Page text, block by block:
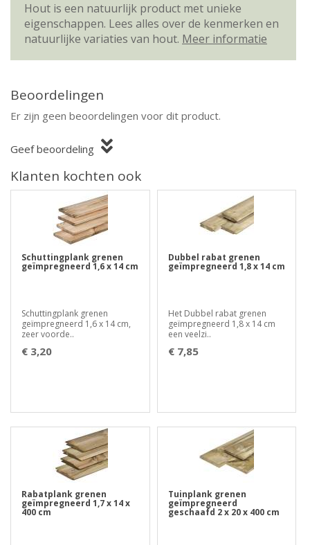
Hout is een natuurlijk product met unieke
eigenschappen. Lees alles over de kenmerken en
natuurlijke variaties van hout. Meer informatie
Beoordelingen
Er zijn geen beoordelingen voor dit product.
Geef beoordeling
Klanten kochten ook
Schuttingplank grenen
geïmpregneerd 1,6 x 14 cm
Schuttingplank grenen
geïmpregneerd 1,6 x 14 cm,
zeer voorde..
€ 3,20
Dubbel rabat grenen
geïmpregneerd 1,8 x 14 cm
Het Dubbel rabat grenen
geïmpregneerd 1,8 x 14 cm
een veelzi..
€ 7,85
Rabatplank grenen
geïmpregneerd 1,7 x 14 x
400 cm
Tuinplank grenen
geïmpregneerd
geschaafd 2 x 20 x 400 cm